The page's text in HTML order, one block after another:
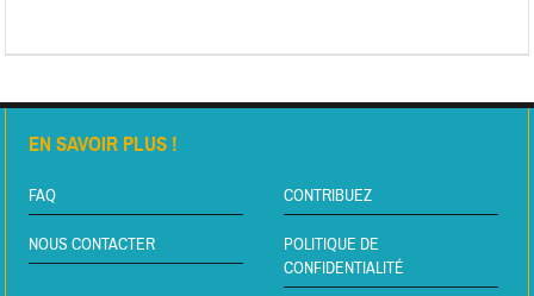
EN SAVOIR PLUS !
FAQ CONTRIBUEZ
NOUS CONTACTER
POLITIQUE DE
CONFIDENTIALITÉ